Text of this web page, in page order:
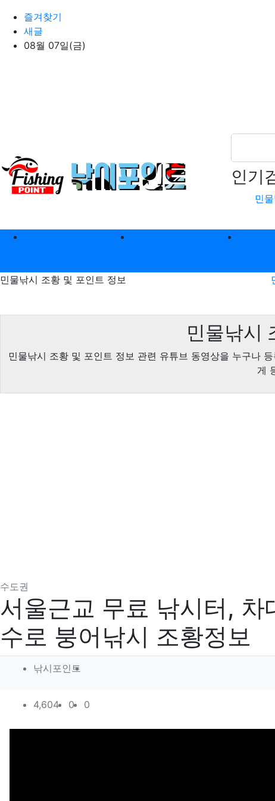
상단 네비
즐겨찾기
새글
08월 07일(금)
인기
민
메인 메뉴
민물낚시 조황 및 포인트 정보
민물낚시
민물낚시 조황 및 포인트 정보 관련 유튜브 동영상을 누구나
게
수도권
서울근교 무료 낚시터,
수로 붕어낚시 조황정보
작성자 정보
낚시포인트
컨텐츠 정보
4,604조회
0추천
0